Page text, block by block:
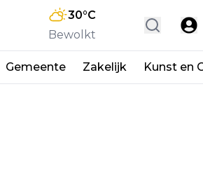
30°C
Bewolkt
Gemeente Zakelijk Kunst en